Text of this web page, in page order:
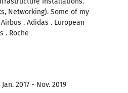
Networking). Some of my
. Adidas . European
. Roche
2017 - Nov. 2019